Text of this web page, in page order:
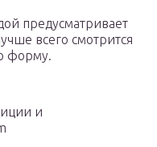
предусматривает
всего смотрится
форму.
и